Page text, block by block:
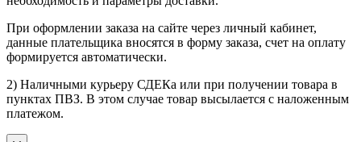
При оформлении заказа на сайте через личный кабинет,
данные плательщика вносятся в форму заказа, счет на оплату
формируется автоматически.
2) Наличными курьеру СДЕКа или при получении товара в
пунктах ПВЗ. В этом случае товар высылается с наложенным
платежом.